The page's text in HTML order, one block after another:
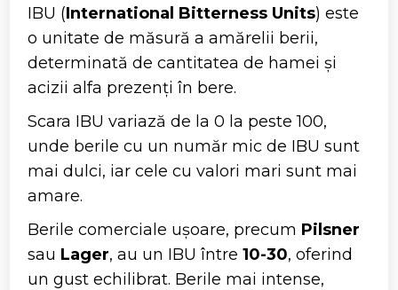
IBU (International Bitterness Units) este
o unitate de măsură a amărelii berii,
determinată de cantitatea de hamei și
acizii alfa prezenți în bere.
Scara IBU variază de la 0 la peste 100,
unde berile cu un număr mic de IBU sunt
mai dulci, iar cele cu valori mari sunt mai
amare.
Berile comerciale ușoare, precum Pilsner
sau Lager, au un IBU între10-30, oferind
un gust echilibrat. Berile mai intense,